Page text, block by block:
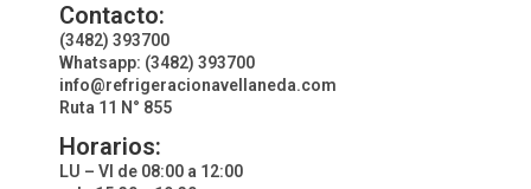
Contacto:
(3482) 393700
Whatsapp: (3482) 393700
info@refrigeracionavellaneda.com
Ruta 11 N° 855
Horarios:
LU – VI de 08:00 a 12:00